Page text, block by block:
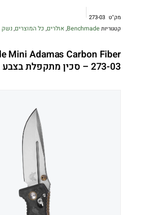
מק"ט 273-03
קטגוריות Benchmade
, אולרים, כל המוצרים,נשק
Mini Adamas Carbon Fiber
273-03 – סכין מתקפלת בצבע שחור / אפור